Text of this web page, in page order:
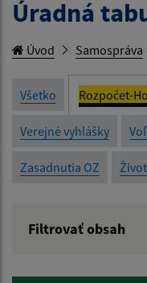
Úradná
Úvod Samospráva
Všetko Rozpočet-
Verejné vyhlášky
Zasadnutia OZ
Filtrovať obsah